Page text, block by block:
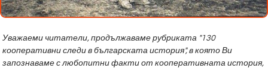
Уважаеми читатели, продължаваме рубриката "130
кооперативни следи в българската история", в която Ви
запознаваме с любопитни факти от кооперативната история,